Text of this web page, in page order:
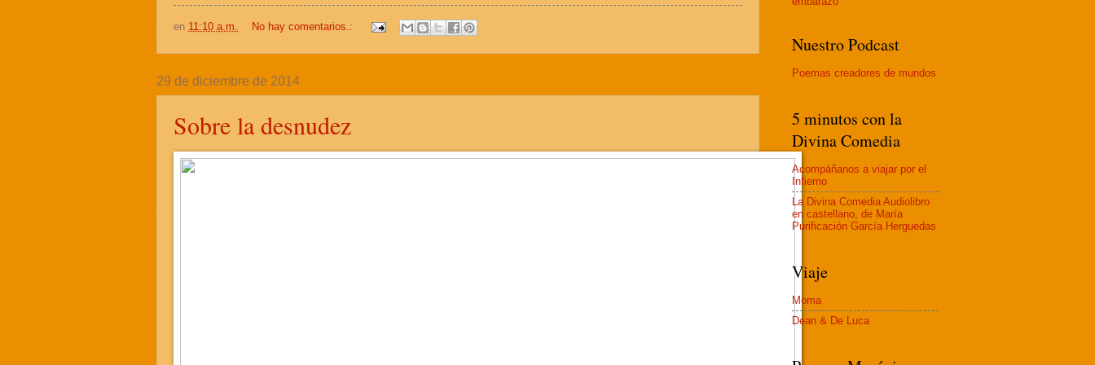
en 11:10 a.m. No hay comentarios.:
29 de diciembre de 2014
Sobre la desnudez
Nuestro Podcast
Poemas creadores de mundos
5 minutos con la
Divina Comedia
Acompáñanos a viajar por el
Infierno
La Divina Comedia Audiolibro
en castellano, de María
Purificación García Herguedas
Viaje
Moma
Dean & De Luca